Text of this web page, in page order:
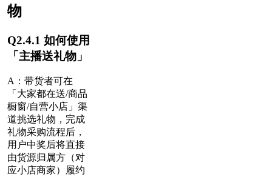
物
Q2.4.1 如何使用
「主播送礼物」
A： 带货者可在
「大家都在送/商品
橱窗/自营小店」渠
道挑选礼物，完成
礼物采购流程后，
用户中奖后将直接
由货源归属方（对
应小店商家）履约